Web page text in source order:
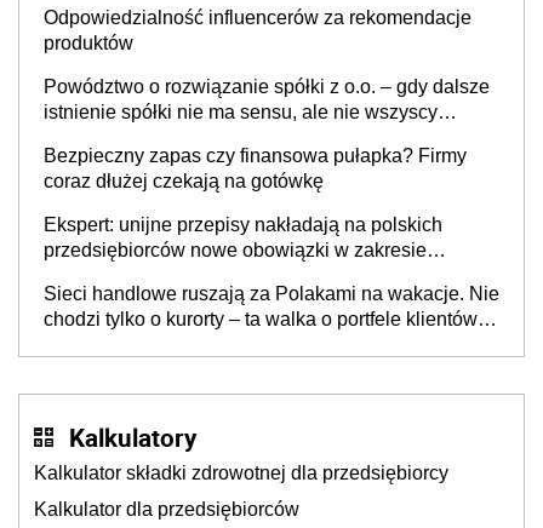
Odpowiedzialność influencerów za rekomendacje
produktów
Powództwo o rozwiązanie spółki z o.o. – gdy dalsze
istnienie spółki nie ma sensu, ale nie wszyscy
Bezpieczny zapas czy finansowa pułapka? Firmy
coraz dłużej czekają na gotówkę
Ekspert: unijne przepisy nakładają na polskich
przedsiębiorców nowe obowiązki w zakresie
Sieci handlowe ruszają za Polakami na wakacje. Nie
chodzi tylko o kurorty – ta walka o portfele klientów
Kalkulatory
Kalkulator składki zdrowotnej dla przedsiębiorcy
Kalkulator dla przedsiębiorców